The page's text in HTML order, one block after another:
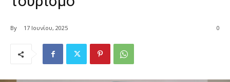
By 17 Ιουνίου, 2025 0